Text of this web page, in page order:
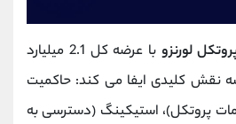
لورنزو
با عرضه کل 2.1 میلیارد
نقش کلیدی ایفا می‌ کند: حاکمیت
پروتکل)، استیکینگ (دسترسی به